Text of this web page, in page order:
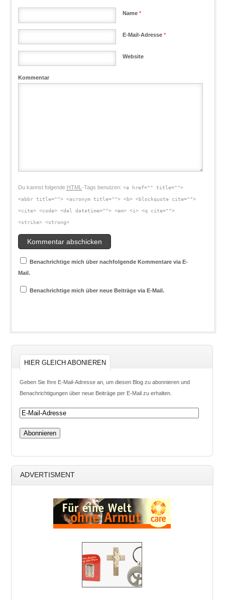
Name *
E-Mail-Adresse *
Website
Kommentar
Du kannst folgende HTML -Tags benutzen: <a href="" title="">
<abbr title=""> <acronym title=""> <b> <blockquote cite="">
<cite> <code> <del datetime=""> <em> <i> <q cite="">
<strike> <strong>
Benachrichtige mich über nachfolgende Kommentare via E-
Mail.
Benachrichtige mich über neue Beiträge via E-Mail.
HIER GLEICH ABONIEREN
Geben Sie Ihre E-Mail-Adresse an, um diesen Blog zu abonnieren und
Benachrichtigungen über neue Beiträge per E-Mail zu erhalten.
ADVERTISMENT